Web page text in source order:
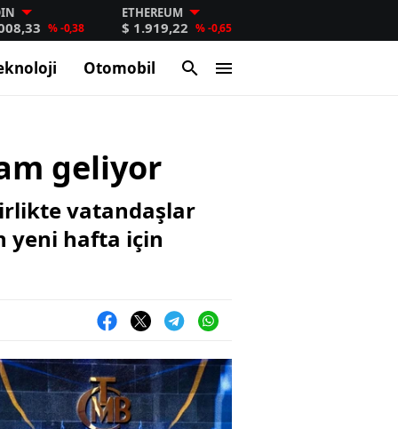
% -0,38
ETHEREUM
$ 1.919,22 % -0,65
Otomobil
geliyor
vatandaşlar
yeni hafta için